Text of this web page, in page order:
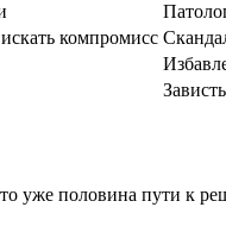
компромисс
уже половина пути к